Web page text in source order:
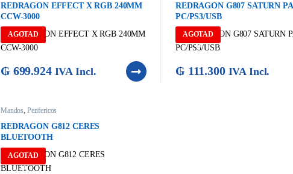
AGOTAD
O
REDRAGON EFFECT X RGB 240MM
CCW-3000
₲ 699.924 IVA Incl.
AGOTAD
O
REDRAGON G807 SATURN
PC/PS3/USB
₲ 111.300 IVA Incl.
AGOTAD
O
Mandos Perifericos
REDRAGON G812 CERES
BLUETOOTH